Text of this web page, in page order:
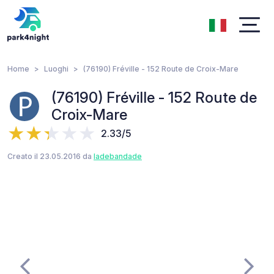
Home Luoghi (76190) Fréville - 152 Route de Croix-Mare
(76190) Fréville - 152 Route de
Croix-Mare
2.33/5
Creato il 23.05.2016 da ladebandade